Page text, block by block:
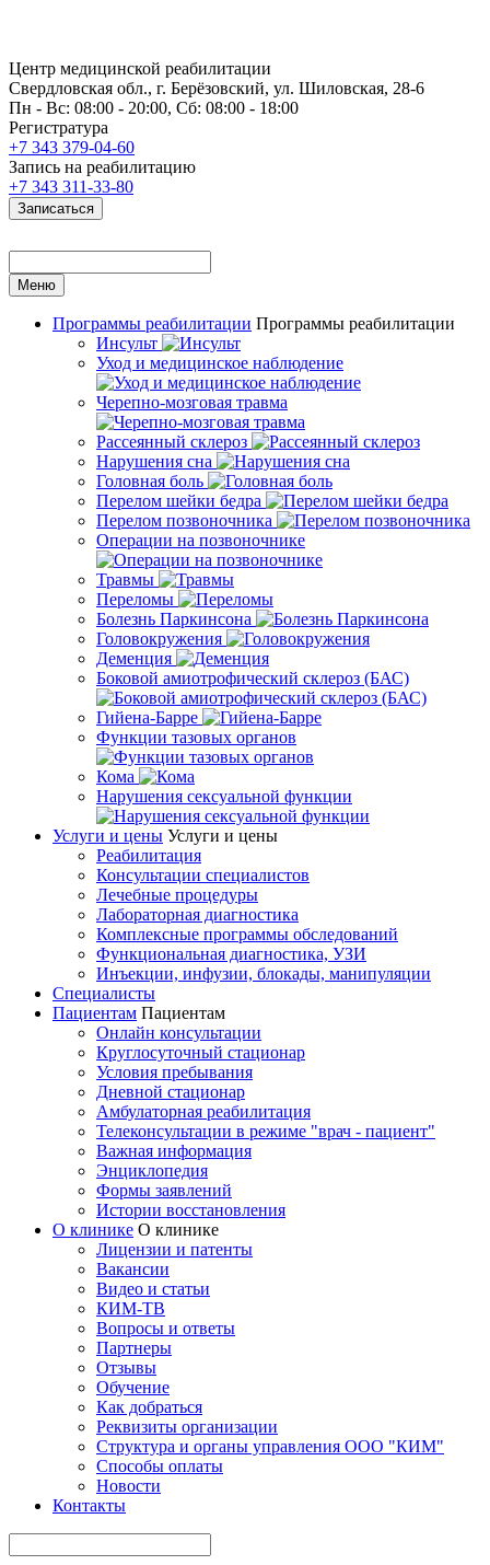
Центр медицинской реабилитации
Свердловская обл., г. Берёзовский, ул. Шиловская, 28-6
Пн - Вс: 08:00 - 20:00, Сб: 08:00 - 18:00
Регистратура
+7 343 379-04-60
Запись на реабилитацию
+7 343 311-33-80
Записаться
Меню
Программы реабилитации Программы реабилитации
Инсульт
Уход и медицинское наблюдение
Черепно-мозговая травма
Рассеянный склероз
Нарушения сна
Головная боль
Перелом шейки бедра
Перелом позвоночника
Операции на позвоночнике
Травмы
Переломы
Болезнь Паркинсона
Головокружения
Деменция
Боковой амиотрофический склероз (БАС)
Гийена-Барре
Функции тазовых органов
Кома
Нарушения сексуальной функции
Услуги и цены Услуги и цены
Реабилитация
Консультации специалистов
Лечебные процедуры
Лабораторная диагностика
Комплексные программы обследований
Функциональная диагностика, УЗИ
Инъекции, инфузии, блокады, манипуляции
Специалисты
Пациентам Пациентам
Онлайн консультации
Круглосуточный стационар
Условия пребывания
Дневной стационар
Амбулаторная реабилитация
Телеконсультации в режиме "врач - пациент"
Важная информация
Энциклопедия
Формы заявлений
Истории восстановления
О клинике О клинике
Лицензии и патенты
Вакансии
Видео и статьи
КИМ-ТВ
Вопросы и ответы
Партнеры
Отзывы
Обучение
Как добраться
Реквизиты организации
Структура и органы управления ООО "КИМ"
Способы оплаты
Новости
Контакты